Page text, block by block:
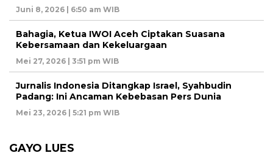
Juni 8, 2026 | 6:50 am WIB
Bahagia, Ketua IWOI Aceh Ciptakan Suasana
Kebersamaan dan Kekeluargaan
Mei 27, 2026 | 3:51 pm WIB
Jurnalis Indonesia Ditangkap Israel, Syahbudin
Padang: Ini Ancaman Kebebasan Pers Dunia
Mei 23, 2026 | 5:21 pm WIB
GAYO LUES